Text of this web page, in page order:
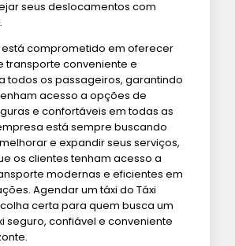
seus deslocamentos com
está comprometido em oferecer
transporte conveniente e
todos os passageiros, garantindo
acesso a opções de
e confortáveis ​​em todas as
está sempre buscando
e expandir seus serviços,
os clientes tenham acesso a
modernas e eficientes em
Agendar um táxi do Táxi
certa para quem busca um
seguro, confiável e conveniente